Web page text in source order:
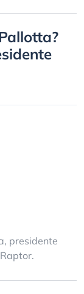
presidente